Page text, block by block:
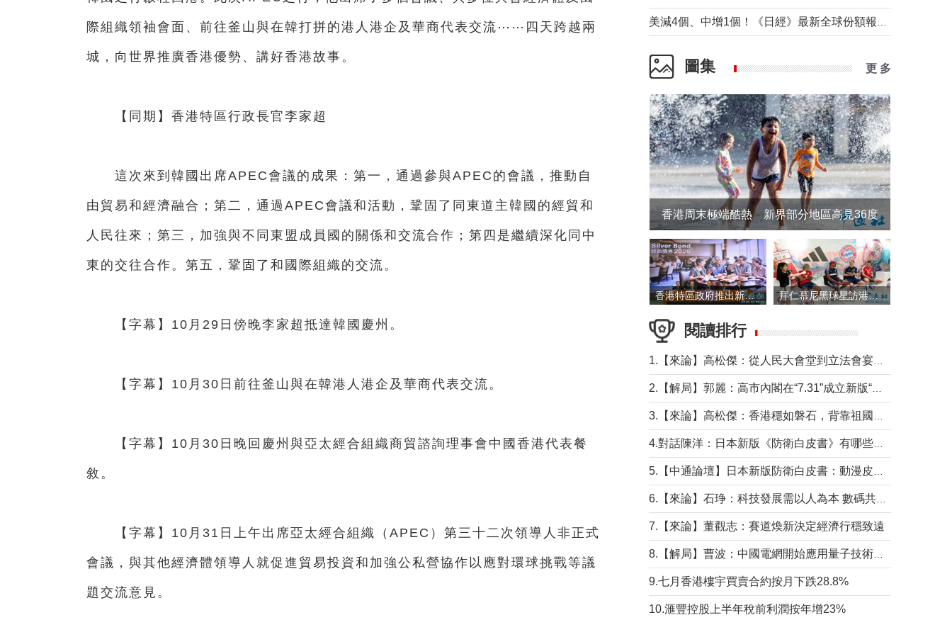
際組織領袖會面、前往釜山與在韓打拼的港人港企及華商代表交流⋯⋯四天跨越兩
城，向世界推廣香港優勢、講好香港故事。
【同期】香港特區行政長官李家超
這次來到韓國出席APEC會議的成果：第一，通過參與APEC的會議，推動自
由貿易和經濟融合；第二，通過APEC會議和活動，鞏固了同東道主韓國的經貿和
人民往來；第三，加強與不同東盟成員國的關係和交流合作；第四是繼續深化同中
東的交往合作。第五，鞏固了和國際組織的交流。
【字幕】10月29日傍晚李家超抵達韓國慶州。
【字幕】10月30日前往釜山與在韓港人港企及華商代表交流。
【字幕】10月30日晚回慶州與亞太經合組織商貿諮詢理事會中國香港代表餐
敘。
【字幕】10月31日上午出席亞太經合組織（APEC）第三十二次領導人非正式
會議，與其他經濟體領導人就促進貿易投資和加強公私營協作以應對環球挑戰等議
題交流意見。
圖集 更 多
香港周末極端酷熱 新界部分地區高見36度
香港特區政府推出新一批銀色債券 每手1萬元保底息4.25厘 拜仁慕尼黑球星訪港 與球迷近距離互動
閱讀排行
7.【來論】董觀志：賽道煥新決定經濟行穩致遠
9.七月香港樓宇買賣合約按月下跌28.8%
10.滙豐控股上半年稅前利潤按年增23%